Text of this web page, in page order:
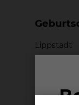
Lippstadt